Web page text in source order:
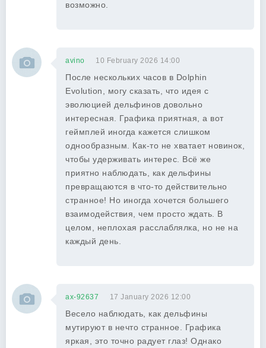
возможно.
avino 10 February 2026 14:00
После нескольких часов в Dolphin
Evolution, могу сказать, что идея с
эволюцией дельфинов довольно
интересная. Графика приятная, а вот
геймплей иногда кажется слишком
однообразным. Как-то не хватает новинок,
чтобы удерживать интерес. Всё же
приятно наблюдать, как дельфины
превращаются в что-то действительно
странное! Но иногда хочется большего
взаимодействия, чем просто ждать. В
целом, неплохая расслаблялка, но не на
каждый день.
ax-92637 17 January 2026 12:00
Весело наблюдать, как дельфины
мутируют в нечто странное. Графика
яркая, это точно радует глаз! Однако